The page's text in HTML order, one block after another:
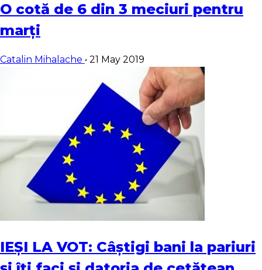
O cotă de 6 din 3 meciuri pentru
marți
Catalin Mihalache • 21 May 2019
IEȘI LA VOT: Câștigi bani la pariuri